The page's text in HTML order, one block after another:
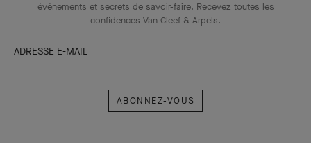
événements et secrets de savoir-faire. Recevez toutes les
confidences Van Cleef & Arpels​.
ADRESSE E-MAIL
vous